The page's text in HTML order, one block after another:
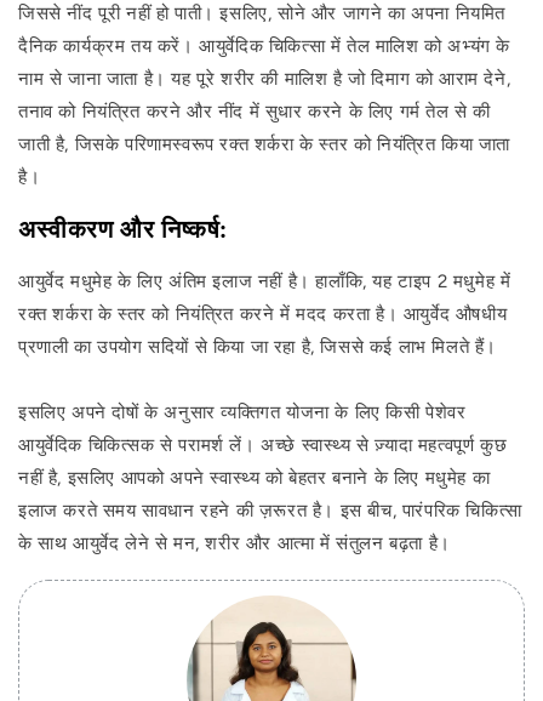
जिससे नींद पूरी नहीं हो पाती। इसलिए, सोने और जागने का अपना नियमित
दैनिक कार्यक्रम तय करें। आयुर्वेदिक चिकित्सा में तेल मालिश को अभ्यंग के
नाम से जाना जाता है। यह पूरे शरीर की मालिश है जो दिमाग को आराम देने,
तनाव को नियंत्रित करने और नींद में सुधार करने के लिए गर्म तेल से की
जाती है, जिसके परिणामस्वरूप रक्त शर्करा के स्तर को नियंत्रित किया जाता
है।
अस्वीकरण और निष्कर्ष:
आयुर्वेद मधुमेह के लिए अंतिम इलाज नहीं है। हालाँकि, यह टाइप 2 मधुमेह में
रक्त शर्करा के स्तर को नियंत्रित करने में मदद करता है। आयुर्वेद औषधीय
प्रणाली का उपयोग सदियों से किया जा रहा है, जिससे कई लाभ मिलते हैं।
इसलिए अपने दोषों के अनुसार व्यक्तिगत योजना के लिए किसी पेशेवर
आयुर्वेदिक चिकित्सक से परामर्श लें। अच्छे स्वास्थ्य से ज़्यादा महत्वपूर्ण कुछ
नहीं है, इसलिए आपको अपने स्वास्थ्य को बेहतर बनाने के लिए मधुमेह का
इलाज करते समय सावधान रहने की ज़रूरत है। इस बीच, पारंपरिक चिकित्सा
के साथ आयुर्वेद लेने से मन, शरीर और आत्मा में संतुलन बढ़ता है।